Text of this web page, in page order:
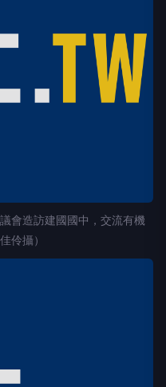
會造訪建國國中，交流有機
伶攝）